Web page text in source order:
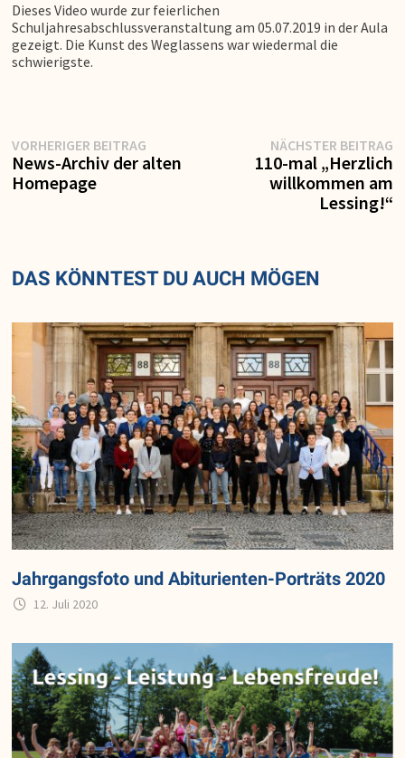
Dieses Video wurde zur feierlichen
Schuljahresabschlussveranstaltung am 05.07.2019 in der Aula
gezeigt. Die Kunst des Weglassens war wiedermal die
schwierigste.
Beitragsnavigation
VORHERIGER BEITRAG
Beitrag:
News-Archiv der alten
Homepage
NÄCHSTER BEITRAG
110-mal „Herzlich
willkommen am
Lessing!“
DAS KÖNNTEST DU AUCH MÖGEN
Jahrgangsfoto und Abiturienten-Porträts 2020
12. Juli 2020